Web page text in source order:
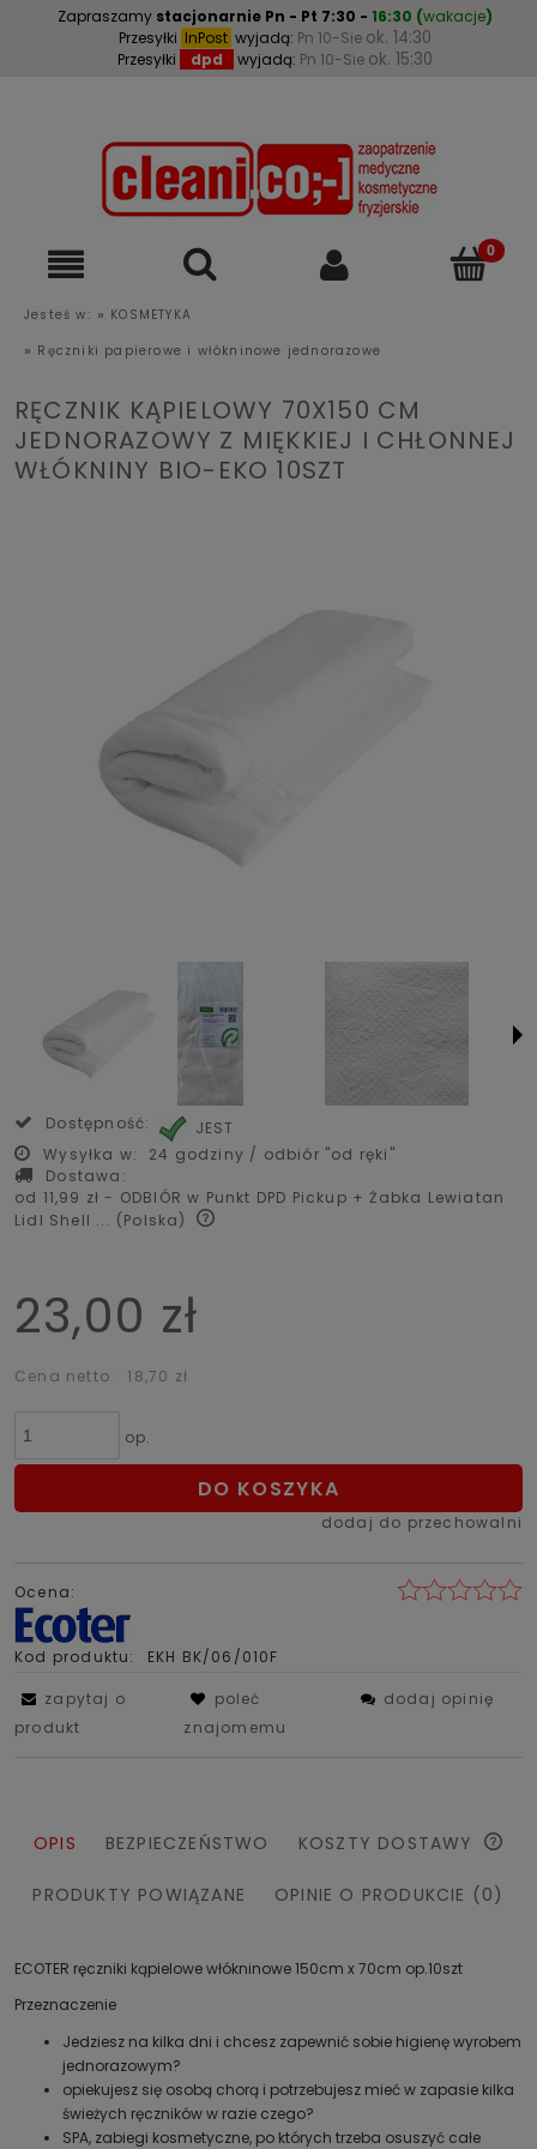
Zapraszamy stacjonarnie Pn - Pt 7:30 - 16:30 (wakacje)
Przesyłki InPost wyjadą: Pn 10-Sie ok. 14:30
Przesyłki dpd wyjadą: Pn 10-Sie ok. 15:30
Jesteś w: » KOSMETYKA
» Ręczniki papierowe i włókninowe jednorazowe
RĘCZNIK KĄPIELOWY 70X150 CM
JEDNORAZOWY Z MIĘKKIEJ I CHŁONNEJ
WŁÓKNINY BIO-EKO 10SZT
Dostępność:
JEST
Wysyłka w:
24 godziny / odbiór "od ręki"
Dostawa:
od 11,99 zł - ODBIÓR w Punkt DPD Pickup + Żabka Lewiatan
Lidl Shell ... (Polska)
23,00 zł
Cena netto: 18,70 zł
op.
DO KOSZYKA
dodaj do przechowalni
Ocena:
Kod produktu: EKH BK/06/010F
zapytaj o
produkt
poleć
znajomemu
dodaj opinię
OPIS BEZPIECZEŃSTWO KOSZTY DOSTAWY
PRODUKTY POWIĄZANE OPINIE O PRODUKCIE (0)
ECOTER ręczniki kąpielowe włókninowe 150cm x 70cm op.10szt
Przeznaczenie
Jedziesz na kilka dni i chcesz zapewnić sobie higienę wyrobem
jednorazowym?
opiekujesz się osobą chorą i potrzebujesz mieć w zapasie kilka
świeżych ręczników w razie czego?
SPA, zabiegi kosmetyczne, po których trzeba osuszyć całe